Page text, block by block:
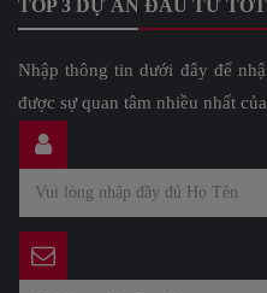
TOP 3 DỰ ÁN ĐẦU TƯ TỐT
Nhập thông tin dưới đây để
được sự quan tâm nhiều nhất